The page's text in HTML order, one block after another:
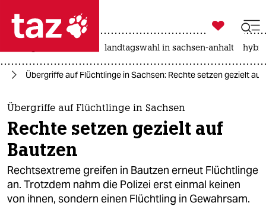
 taz zahl ich
taz zahl ich
themen
politik
öko
gesellschaft

taz zahl ich
landtagswahl in sachsen-anhalt
Übergriffe auf Flüchtlinge in Sachsen: Rechte setzen gezielt auf
Übergriffe auf Flüchtlinge in Sachsen
Rechte setzen gezielt auf
Bautzen
Rechtsextreme greifen in Bautzen erneut Flüchtlinge
an. Trotzdem nahm die Polizei erst einmal keinen
von ihnen, sondern einen Flüchtling in Gewahrsam.